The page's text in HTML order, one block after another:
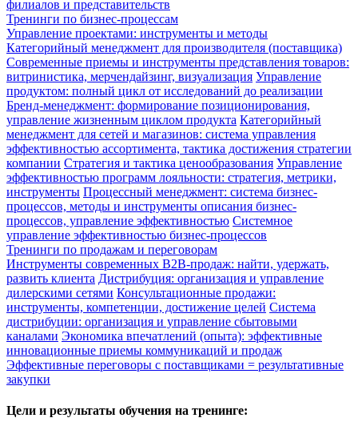
филиалов и представительств
Тренинги по бизнес-процессам
Управление проектами: инструменты и методы
Категорийный менеджмент для производителя (поставщика)
Современные приемы и инструменты представления товаров:
витринистика, мерчендайзинг, визуализация Управление
продуктом: полный цикл от исследований до реализации
Бренд-менеджмент: формирование позиционирования,
управление жизненным циклом продукта Категорийный
менеджмент для сетей и магазинов: система управления
эффективностью ассортимента, тактика достижения стратегии
компании Стратегия и тактика ценообразования Управление
эффективностью программ лояльности: стратегия, метрики,
инструменты Процессный менеджмент: система бизнес-
процессов, методы и инструменты описания бизнес-
процессов, управление эффективностью Системное
управление эффективностью бизнес-процессов
Тренинги по продажам и переговорам
Инструменты современных B2B-продаж: найти, удержать,
развить клиента Дистрибуция: организация и управление
дилерскими сетями Консультационные продажи:
инструменты, компетенции, достижение целей Система
дистрибуции: организация и управление сбытовыми
каналами Экономика впечатлений (опыта): эффективные
инновационные приемы коммуникаций и продаж
Эффективные переговоры с поставщиками = результативные
закупки
Цели и результаты обучения на тренинге: